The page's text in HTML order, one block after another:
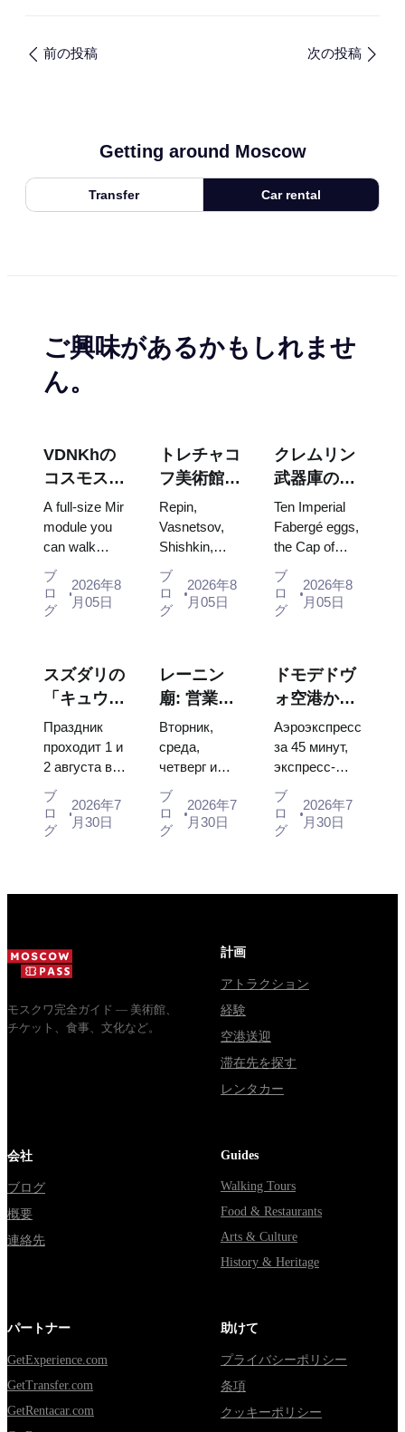
前の投稿 次の投稿
Getting around Moscow
Transfer Car rental
ご興味があるかもしれませ
ん。
VDNKhの
コスモス・
パビリオ
ン：ロシア
最大の宇宙
博覧会内部
A full-size Mir
module you
can walk
through, the
Energia–
Buran model,
capsules and
120 pieces of
flight...
ブ
ロ
グ
2026年8
月05日
トレチャコ
フ美術館の
傑作：計画
を立てる価
値のある絵
画
Repin,
Vasnetsov,
Shishkin,
Vrubel, Serov
and Surikov
— the works
they hang,
and why
booking the...
ブ
ロ
グ
2026年8
月05日
クレムリン
武器庫の
宝：ファベ
ルジェの
卵、玉座、
戴冠式の衣
装
Ten Imperial
Fabergé eggs,
the Cap of
Monomakh,
the double
throne of two
dress of
Catherine...
ブ
ロ
グ
2026年8
月05日
スズダリの
「キュウリ
の日」
2026：チケ
ット、日
程、モスク
ワからのア
クセス方法
Праздник
проходит 1 и
2 августа в
Музее
деревянного
зодчества.
через
Владими...
ブ
ロ
グ
2026年7
月30日
レーニン
廟: 営業時
間、入場方
法、そして
クレムリン
との混同に
ついての主
な混乱点
Вторник,
среда,
четверг и
суббота с
10:00 до
13:00, вход
Мавзолей
ブ
ロ
グ
2026年7
月30日
ドモデドヴ
ォ空港から
モスクワ市
内へ：エア
ポートエク
スプレス、
バス、また
は電車
Аэроэкспресс
за 45 минут,
экспресс-
автобус за
450 рублей,
социальный
ブ
ロ
グ
2026年7
月30日
モスクワ完全ガイド — 美術館、
チケット、食事、文化など。
計画
アトラクション
経験
空港送迎
滞在先を探す
レンタカー
会社
ブログ
概要
連絡先
Guides
Walking Tours
Food & Restaurants
Arts & Culture
History & Heritage
パートナー
GetExperience.com
GetTransfer.com
GetRentacar.com
助けて
プライバシーポリシー
条項
クッキーポリシー